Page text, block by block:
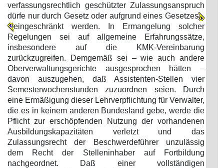
verfassungsrechtlich geschützter Zulassungsanspruch
dürfe nur durch Gesetz oder aufgrund eines Gesetzes
eingeschränkt werden. In Ermangelung solcher
Regelungen sei auf allgemeine Erfahrungssätze,
insbesondere auf die KMK-Vereinbarung
zurückzugreifen. Demgemäß sei – wie auch andere
Oberverwaltungsgerichte ausgesprochen hätten –
davon auszugehen, daß Assistenten-Stellen vier
Semesterwochenstunden zuzuordnen seien. Durch
eine Ermäßigung dieser Lehrverpflichtung für Verwalter,
die es in keinem anderen Bundesland gebe, werde die
Pflicht zur erschöpfenden Nutzung der vorhandenen
Ausbildungskapazitäten verletzt und das
Zulassungsrecht der Beschwerdeführer unzulässig
dem Recht der Stelleninhaber auf Fortbildung
nachgeordnet. Daß einer vollständigen